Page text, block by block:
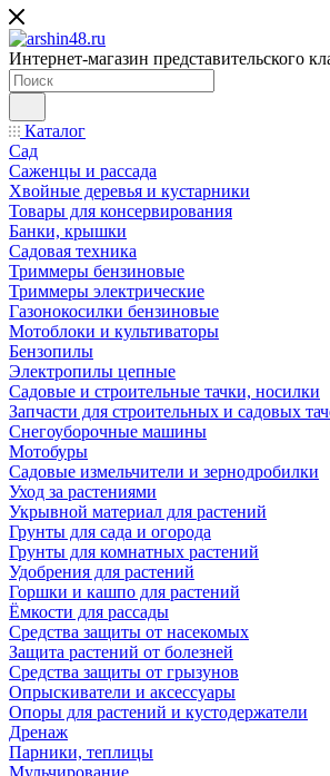
Интернет-магазин представительского
Каталог
Сад
Саженцы и рассада
Хвойные деревья и кустарники
Товары для консервирования
Банки, крышки
Садовая техника
Триммеры бензиновые
Триммеры электрические
Газонокосилки бензиновые
Мотоблоки и культиваторы
Бензопилы
Электропилы цепные
Садовые и строительные тачки, носилки
Запчасти для строительных и садовых
Снегоуборочные машины
Мотобуры
Садовые измельчители и зернодробилки
Уход за растениями
Укрывной материал для растений
Грунты для сада и огорода
Грунты для комнатных растений
Удобрения для растений
Горшки и кашпо для растений
Ёмкости для рассады
Средства защиты от насекомых
Защита растений от болезней
Средства защиты от грызунов
Опрыскиватели и аксессуары
Опоры для растений и кустодержатели
Дренаж
Парники, теплицы
Мульчирование